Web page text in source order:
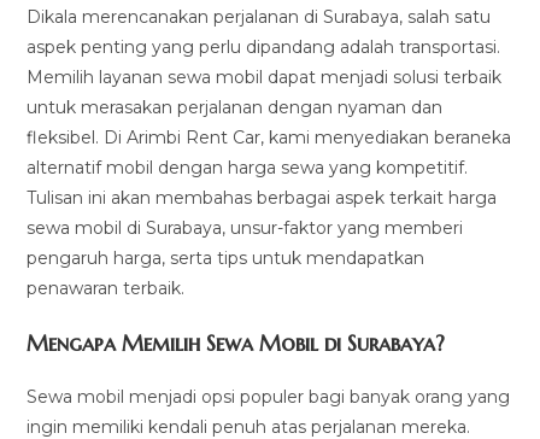
Dikala merencanakan perjalanan di Surabaya, salah satu
aspek penting yang perlu dipandang adalah transportasi.
Memilih layanan sewa mobil dapat menjadi solusi terbaik
untuk merasakan perjalanan dengan nyaman dan
fleksibel. Di Arimbi Rent Car, kami menyediakan beraneka
alternatif mobil dengan harga sewa yang kompetitif.
Tulisan ini akan membahas berbagai aspek terkait harga
sewa mobil di Surabaya, unsur-faktor yang memberi
pengaruh harga, serta tips untuk mendapatkan
penawaran terbaik.
Mengapa Memilih Sewa Mobil di Surabaya?
Sewa mobil menjadi opsi populer bagi banyak orang yang
ingin memiliki kendali penuh atas perjalanan mereka.